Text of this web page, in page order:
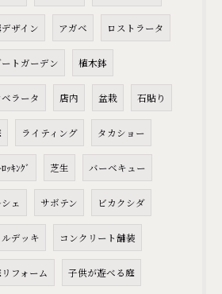
ザイン アガベ ロストラータ
ートガーデン 植木鉢
ラータ 店内 盆栽 石貼り
ライティング タカショー
ｯｷﾝｸﾞ 芝生 バーベキュー
ェ サボテン ビカクシダ
デッキ コンクリート舗装
フォーム 子供が遊べる庭